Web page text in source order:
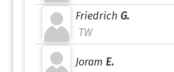
Friedrich G.
TW
Joram E.